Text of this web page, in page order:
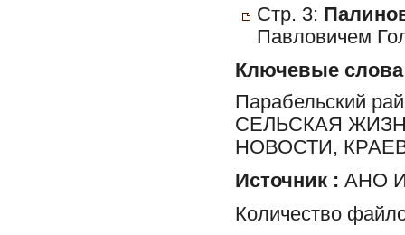
Стр. 3:
Павловичем
Ключевые слова
Парабельский
СЕЛЬСКАЯ
НОВОСТИ,
Источник : АНО
Количество